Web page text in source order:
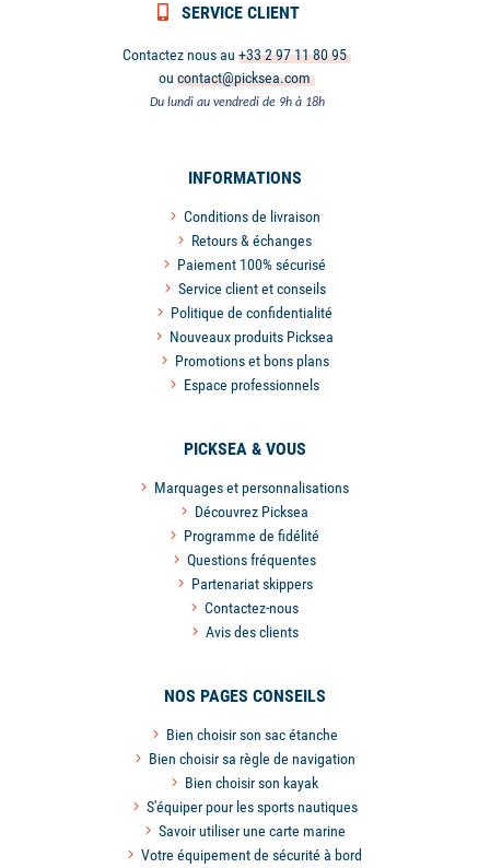
SERVICE CLIENT
Contactez nous au +33 2 97 11 80 95
ou contact@picksea.com
Du lundi au vendredi de 9h à 18h
INFORMATIONS
Conditions de livraison
Retours & échanges
Paiement 100% sécurisé
Service client et conseils
Politique de confidentialité
Nouveaux produits Picksea
Promotions et bons plans
Espace professionnels
PICKSEA & VOUS
Marquages et personnalisations
Découvrez Picksea
Programme de fidélité
Questions fréquentes
Partenariat skippers
Contactez-nous
Avis des clients
NOS PAGES CONSEILS
Bien choisir son sac étanche
Bien choisir sa règle de navigation
Bien choisir son kayak
S'équiper pour les sports nautiques
Savoir utiliser une carte marine
Votre équipement de sécurité à bord